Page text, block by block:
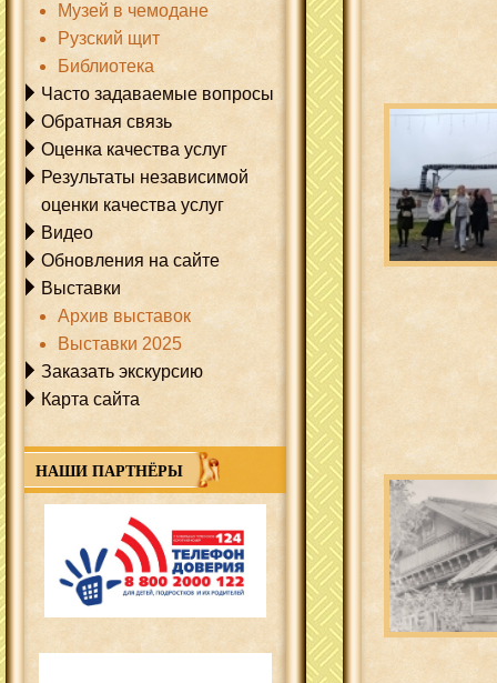
Музей в чемодане
Рузский щит
Библиотека
Часто задаваемые вопросы
Обратная связь
Оценка качества услуг
Результаты независимой
оценки качества услуг
Видео
Обновления на сайте
Выставки
Архив выставок
Выставки 2025
Заказать экскурсию
Карта сайта
НАШИ ПАРТНЁРЫ